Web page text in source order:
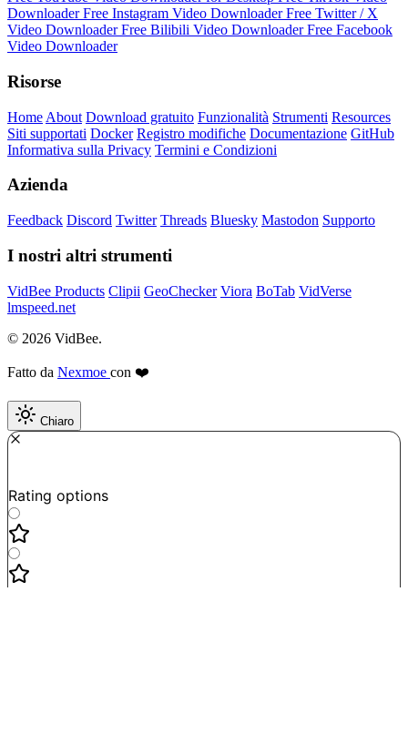
DownloaderFree Instagram Video DownloaderFree Twitter / X
Video DownloaderFree Bilibili Video DownloaderFree Facebook
Video Downloader
Risorse
Home About Download gratuito Funzionalità Strumenti Resources
Siti supportati Docker Registro modifiche Documentazione GitHub
Informativa sulla Privacy Termini e Condizioni
Azienda
Feedback Discord Twitter Threads Bluesky Mastodon Supporto
I nostri altri strumenti
VidBee Products Clipii GeoChecker Viora BoTab VidVerse
lmspeed.net
© 2026 VidBee.
Fatto da Nexmoe con ❤️
Chiaro
Rating options